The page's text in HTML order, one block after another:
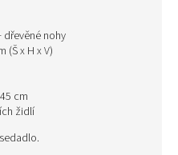
dřevěné nohy
(Š x H x V)
cm
židlí